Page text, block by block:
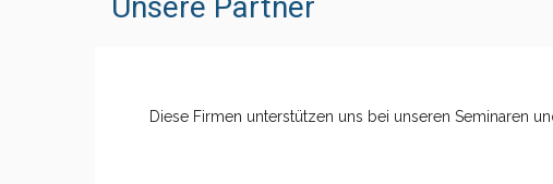
Diese Firmen unterstützen uns bei unseren Seminaren